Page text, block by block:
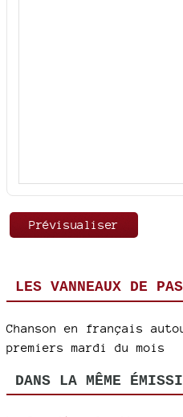
LES VANNEAUX DE
Chanson en français
premiers mardi du mois
DANS LA MÊME